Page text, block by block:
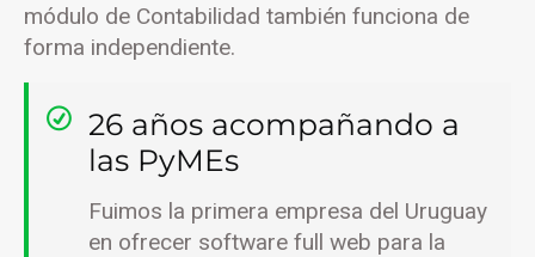
módulo de Contabilidad también funciona de
forma independiente.
26 años acompañando a
las PyMEs
Fuimos la primera empresa del Uruguay
en ofrecer software full web para la